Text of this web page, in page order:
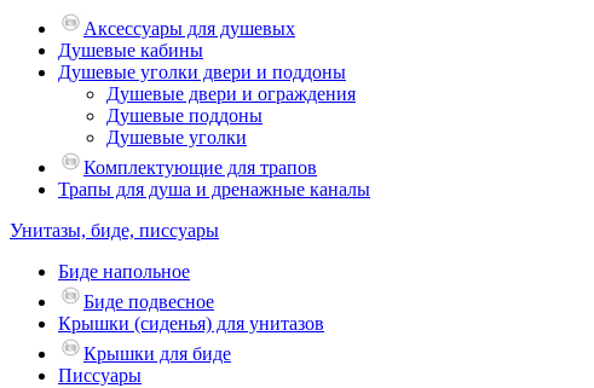
Аксессуары для душевых
Душевые кабины
Душевые уголки двери и поддоны
Душевые двери и ограждения
Душевые поддоны
Душевые уголки
Комплектующие для трапов
Трапы для душа и дренажные каналы
Унитазы, биде, писсуары
Биде напольное
Биде подвесное
Крышки (сиденья) для унитазов
Крышки для биде
Писсуары